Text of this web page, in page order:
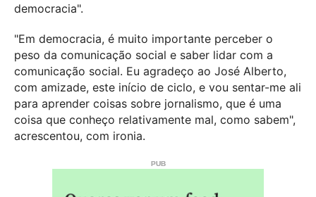
democracia".
"Em democracia, é muito importante perceber o
peso da comunicação social e saber lidar com a
comunicação social. Eu agradeço ao José Alberto,
com amizade, este início de ciclo, e vou sentar-me ali
para aprender coisas sobre jornalismo, que é uma
coisa que conheço relativamente mal, como sabem",
acrescentou, com ironia.